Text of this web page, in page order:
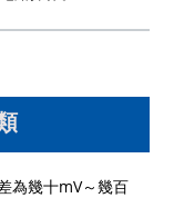
為幾十mV～幾百